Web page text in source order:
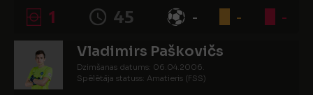
1 45 - - -
Vladimirs Paškovičs
Dzimšanas datums: 06.04.2006.
Spēlētāja statuss: Amatieris (FSS)